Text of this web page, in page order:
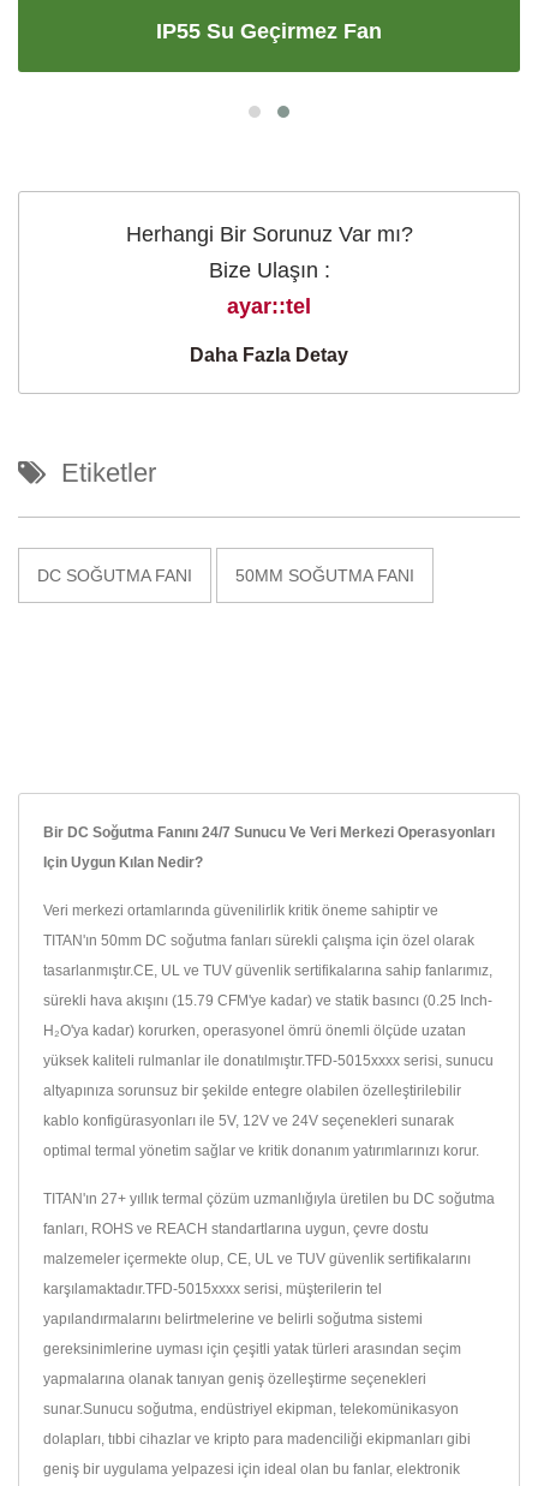
IP55 Su Geçirmez Fan
Herhangi Bir Sorunuz Var mı?
Bize Ulaşın :
ayar::tel
Daha Fazla Detay
Etiketler
DC SOĞUTMA FANI 50MM SOĞUTMA FANI
Bir DC Soğutma Fanını 24/7 Sunucu Ve Veri Merkezi Operasyonları
Için Uygun Kılan Nedir?
Veri merkezi ortamlarında güvenilirlik kritik öneme sahiptir ve
TITAN'ın 50mm DC soğutma fanları sürekli çalışma için özel olarak
tasarlanmıştır.CE, UL ve TUV güvenlik sertifikalarına sahip fanlarımız,
sürekli hava akışını (15.79 CFM'ye kadar) ve statik basıncı (0.25 Inch-
H₂O'ya kadar) korurken, operasyonel ömrü önemli ölçüde uzatan
yüksek kaliteli rulmanlar ile donatılmıştır.TFD-5015xxxx serisi, sunucu
altyapınıza sorunsuz bir şekilde entegre olabilen özelleştirilebilir
kablo konfigürasyonları ile 5V, 12V ve 24V seçenekleri sunarak
optimal termal yönetim sağlar ve kritik donanım yatırımlarınızı korur.
TITAN'ın 27+ yıllık termal çözüm uzmanlığıyla üretilen bu DC soğutma
fanları, ROHS ve REACH standartlarına uygun, çevre dostu
malzemeler içermekte olup, CE, UL ve TUV güvenlik sertifikalarını
karşılamaktadır.TFD-5015xxxx serisi, müşterilerin tel
yapılandırmalarını belirtmelerine ve belirli soğutma sistemi
gereksinimlerine uyması için çeşitli yatak türleri arasından seçim
yapmalarına olanak tanıyan geniş özelleştirme seçenekleri
sunar.Sunucu soğutma, endüstriyel ekipman, telekomünikasyon
dolapları, tıbbi cihazlar ve kripto para madenciliği ekipmanları gibi
geniş bir uygulama yelpazesi için ideal olan bu fanlar, elektronik